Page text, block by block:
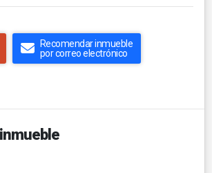
Recomendar inmueble
por correo electrónico